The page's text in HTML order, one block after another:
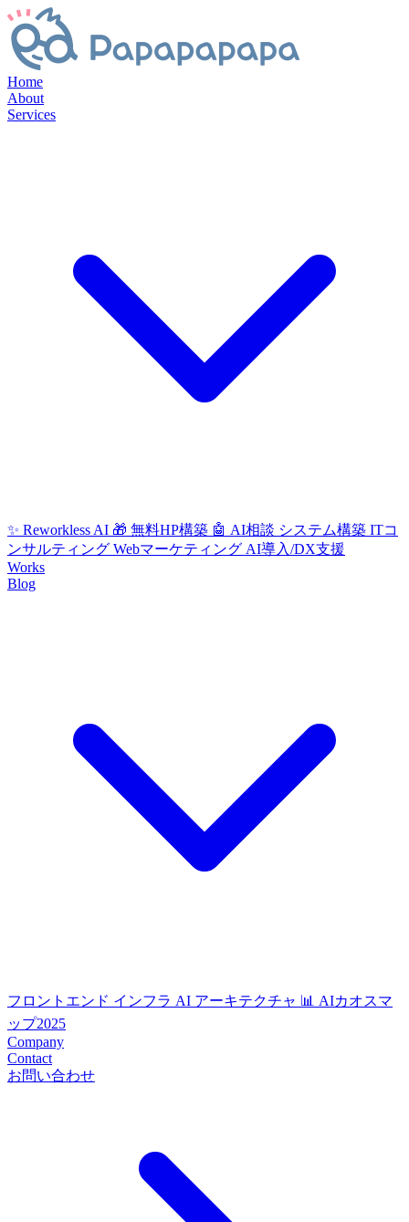
Home
About
Services
✨ Reworkless AI 🎁 無料HP構築 🤖 AI相談 システム構築 ITコ
ンサルティング Webマーケティング AI導入/DX支援
Works
Blog
フロントエンド インフラ AI アーキテクチャ 📊 AIカオスマ
ップ2025
Company
Contact
お問い合わせ